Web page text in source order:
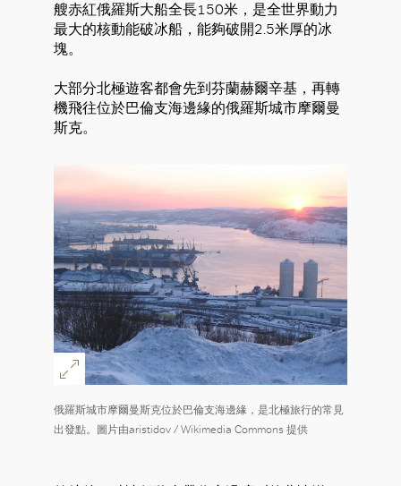
艘赤紅俄羅斯大船全長150米，是全世界動力
最大的核動能破冰船，能夠破開2.5米厚的冰
塊。
大部分北極遊客都會先到芬蘭赫爾辛基，再轉
機飛往位於巴倫支海邊緣的俄羅斯城市摩爾曼
斯克。
俄羅斯城市摩爾曼斯克位於巴倫支海邊緣，是北極旅行的常見
出發點。圖片由aristidov / Wikimedia Commons 提供